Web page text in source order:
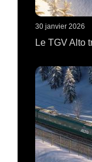
30 janvier 2026
Le TGV Alto